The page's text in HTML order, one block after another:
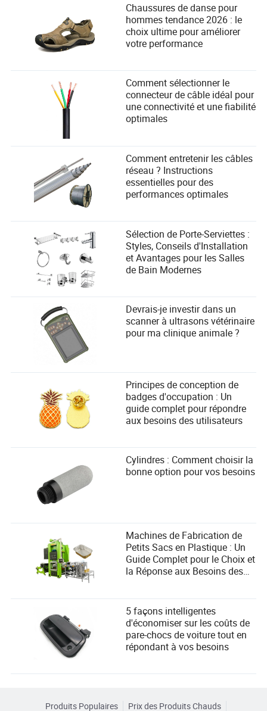
Chaussures de danse pour
hommes tendance 2026 : le
choix ultime pour améliorer
votre performance
Comment sélectionner le
connecteur de câble idéal pour
une connectivité et une fiabilité
optimales
Comment entretenir les câbles
réseau ? Instructions
essentielles pour des
performances optimales
Sélection de Porte-Serviettes :
Styles, Conseils d'Installation
et Avantages pour les Salles
de Bain Modernes
Devrais-je investir dans un
scanner à ultrasons vétérinaire
pour ma clinique animale ?
Principes de conception de
badges d'occupation : Un
guide complet pour répondre
aux besoins des utilisateurs
Cylindres : Comment choisir la
bonne option pour vos besoins
Machines de Fabrication de
Petits Sacs en Plastique : Un
Guide Complet pour le Choix et
la Réponse aux Besoins des
5 façons intelligentes
d'économiser sur les coûts de
pare-chocs de voiture tout en
répondant à vos besoins
Produits Populaires Prix des Produits Chauds